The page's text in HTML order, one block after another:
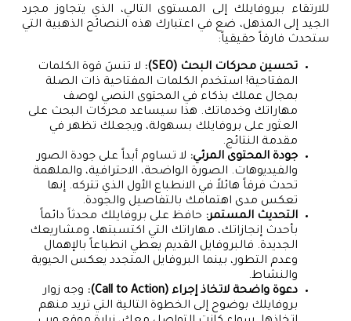
للارتقاء ببروفايلك إلى المستوى التالي، الذي يتجاوز مجرد
الجيد إلى المذهل، ضع في اعتبارك هذه النصائح الذهبية التي
ستحدث فارقاً حقيقياً:
تحسين محركات البحث (SEO):
لا تنسَ قوة الكلمات
المفتاحية! استخدم الكلمات المفتاحية ذات الصلة
بمجال عملك بذكاء في المحتوى النصي لوصف
مهاراتك وخدماتك. هذا سيساعد محركات البحث على
العثور على بروفايلك بسهولة، ويجعلك تظهر في
مقدمة النتائج.
جودة المحتوى المرئي: لا تساوم أبداً على جودة الصور
والفيديوهات. الصورة الواضحة، الاحترافية، والملهمة
تحدث فرقاً هائلاً في الانطباع الأول الذي تتركه. إنها
تعكس مدى اهتمامك بالتفاصيل والجودة.
التحديث المستمر: حافظ على بروفايلك محدثاً دائماً
بأحدث إنجازاتك، مهاراتك التي اكتسبتها، ومشاريعك
الجديدة. فالبروفايل القديم يعطي انطباعاً بالإهمال
وعدم التطور، بينما البروفايل المتجدد يعكس الحيوية
والنشاط.
دعوة واضحة لاتخاذ إجراء (Call to Action):
وجه زوار
بروفايلك بوضوح إلى الخطوة التالية التي تريد منهم